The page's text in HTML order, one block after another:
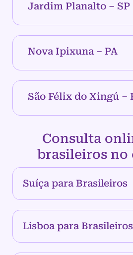
Jardim Planalto – SP
Nova Ipixuna – PA
São Félix do Xingú –
Consulta
brasileiros no
Suíça para Brasileiros
Lisboa para Brasileiros